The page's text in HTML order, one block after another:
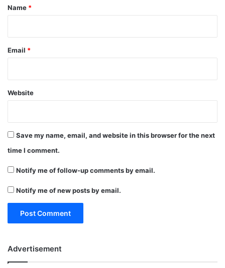
*
Name *
Email *
Website
Save my name, email, and website in this browser for the next
time I comment.
Notify me of follow-up comments by email.
Notify me of new posts by email.
Advertisement